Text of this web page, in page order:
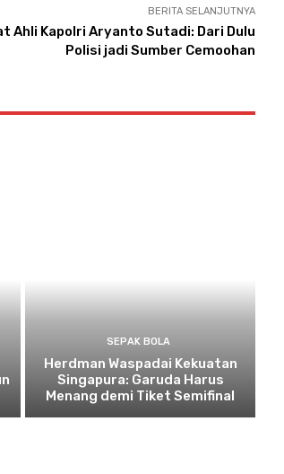
BERITA SELANJUTNYA
Ahli Kapolri Aryanto Sutadi: Dari Dulu
Polisi jadi Sumber Cemoohan
SEPAK BOLA
Herdman Waspadai Kekuatan
Singapura: Garuda Harus
Menang demi Tiket Semifinal